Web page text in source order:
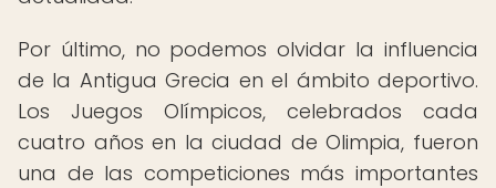
Por último, no podemos olvidar la influencia
de la Antigua Grecia en el ámbito deportivo.
Los Juegos Olímpicos, celebrados cada
cuatro años en la ciudad de Olimpia, fueron
una de las competiciones más importantes